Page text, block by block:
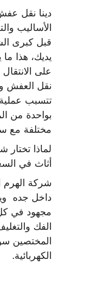
دينا نقل
الأساليب
قبل كبرى
يديك، هذا
على
نقل العفش
تتسبب
بواحدة من
مختلفة مع
لماذا
أثاث في
شركة
داخل جده
مجهود في
الفك
المختصين
الكهربائية.